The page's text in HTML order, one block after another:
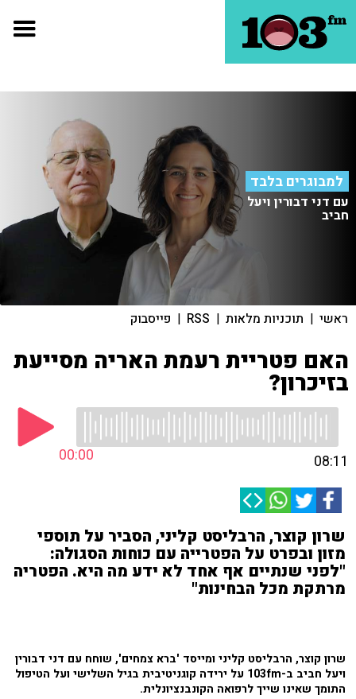
למבוגרים בלבד
עם דני דבורין ויעל
חביב
ראשי | תוכניות מלאות |
RSS
| פייסבוק
האם פטריית רעמת האריה מסייעת
בזיכרון?
00:00 08:11
שרון קוצר, הרבליסט קליני, הסביר על תוספי
מזון ובפרט על הפטרייה עם כוחות הסגולה:
"לפני שנתיים אף אחד לא ידע מה היא. הפטריה
מרתקת מכל הבחינות"
שרון קוצר, הרבליסט קליני ומייסד 'ברא צמחים', שוחח עם דני דבורין
ויעל חביב ב-103fm על ירידה קוגניטיבית בגיל השלישי ועל הטיפול
התומך שאינו שייך לרפואה הקונבנציונלית.